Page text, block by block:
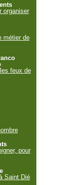
organiser
métier de
feux de
pour
Saint Dié